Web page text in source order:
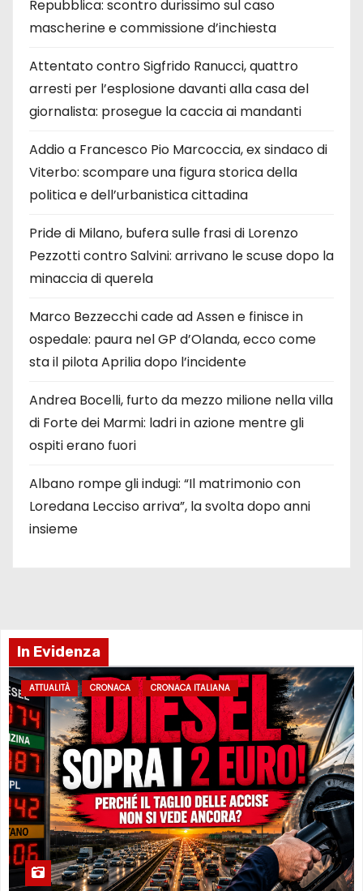
Repubblica: scontro durissimo sul caso
mascherine e commissione d’inchiesta
Attentato contro Sigfrido Ranucci, quattro
arresti per l’esplosione davanti alla casa del
giornalista: prosegue la caccia ai mandanti
Addio a Francesco Pio Marcoccia, ex sindaco di
Viterbo: scompare una figura storica della
politica e dell’urbanistica cittadina
Pride di Milano, bufera sulle frasi di Lorenzo
Pezzotti contro Salvini: arrivano le scuse dopo la
minaccia di querela
Marco Bezzecchi cade ad Assen e finisce in
ospedale: paura nel GP d’Olanda, ecco come
sta il pilota Aprilia dopo l’incidente
Andrea Bocelli, furto da mezzo milione nella villa
di Forte dei Marmi: ladri in azione mentre gli
ospiti erano fuori
Albano rompe gli indugi: “Il matrimonio con
Loredana Lecciso arriva”, la svolta dopo anni
insieme
In Evidenza
ATTUALITÀ CRONACA CRONACA ITALIANA